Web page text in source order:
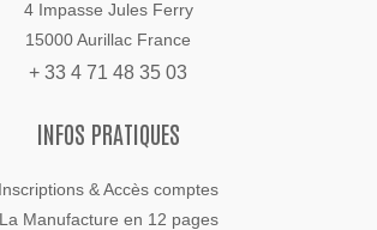
4 Impasse Jules Ferry
15000 Aurillac France
+ 33 4 71 48 35 03
INFOS PRATIQUES
Inscriptions & Accès comptes
La Manufacture en 12 pages